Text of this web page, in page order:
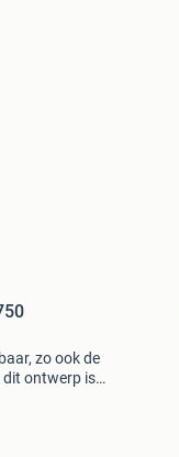
zo ook de
dit ontwerp is